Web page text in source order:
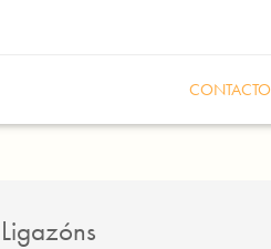
CONTACTO
Ligazóns